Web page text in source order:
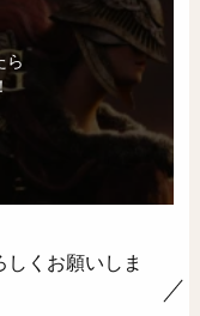
ら
くお願いしま